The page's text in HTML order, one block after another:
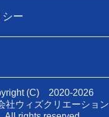
ー
(C) 2020-2026
社ウィズクリエーション